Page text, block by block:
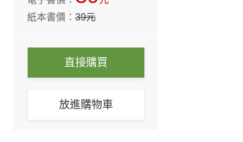
紙本書價：39元
直接購買
放進購物車